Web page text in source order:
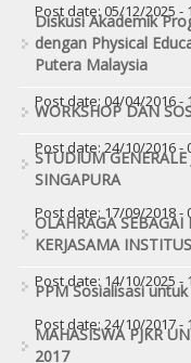
Post date:05/12/2025 -
Diskusi Akademik
dengan Physical
Putera Malaysia
Post date: 04/04/2016 -
WORKSHOP DAN
Post date:24/10/2016 -
STUDIUM
SINGAPURA
Post date:17/09/2018 -
OLAHRAGA
KERJASAMA
Post date:14/10/2025 -
PPM Sosialisasi
Post date:24/10/2017 -
MAHASISWA PJKR
2017